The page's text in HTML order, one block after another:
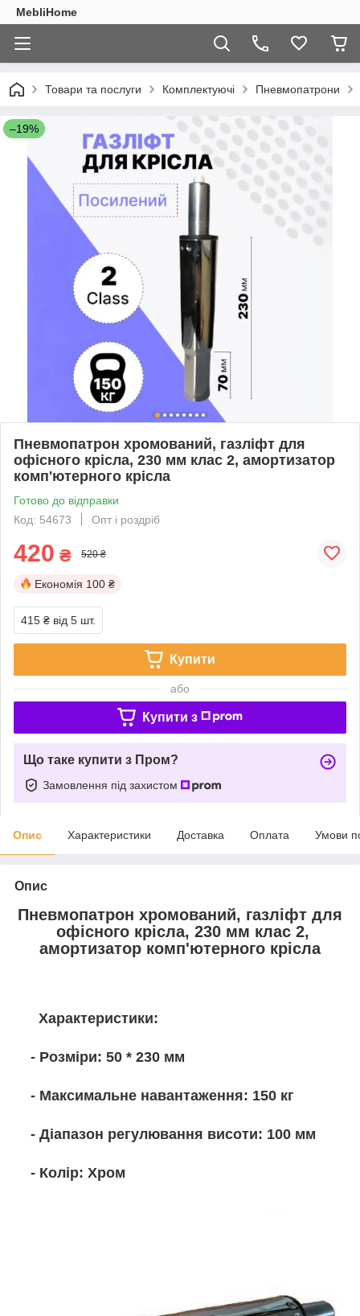
MebliHome
Товари та послуги Комплектуючі Пневмопатрони
–19%
Пневмопатрон хромований, газліфт для
офісного крісла, 230 мм клас 2, амортизатор
комп'ютерного крісла
Готово до відправки
Код: 54673
Опт і роздріб
420 ₴ 520 ₴
Економія 100 ₴
415 ₴ від 5 шт.
Купити
або
Купити з
Що таке купити з Пром?
Замовлення під захистом
Опис Характеристики Доставка Оплата Умови
Опис
Пневмопатрон хромований, газліфт для
офісного крісла, 230 мм клас 2,
амортизатор комп'ютерного крісла
Характеристики:
- Розміри: 50 * 230 мм
- Максимальне навантаження: 150 кг
- Діапазон регулювання висоти: 100 мм
- Колір: Хром